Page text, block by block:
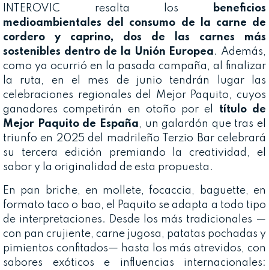
INTEROVIC resalta los
beneficios
medioambientales del consumo de la carne de
cordero y caprino, dos de las carnes más
sostenibles dentro de la Unión Europea. Además,
como ya ocurrió en la pasada campaña, al finalizar
la ruta, en el mes de junio tendrán lugar las
celebraciones regionales del Mejor Paquito, cuyos
ganadores competirán en otoño por el título de
Mejor Paquito de España, un galardón que tras el
triunfo en 2025 del madrileño Terzio Bar celebrará
su tercera edición premiando la creatividad, el
sabor y la originalidad de esta propuesta.
En pan briche, en mollete, focaccia, baguette, en
formato taco o bao, el Paquito se adapta a todo tipo
de interpretaciones. Desde los más tradicionales —
con pan crujiente, carne jugosa, patatas pochadas y
pimientos confitados— hasta los más atrevidos, con
sabores exóticos e influencias internacionales: